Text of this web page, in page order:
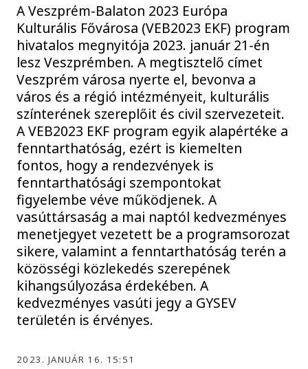
A Veszprém-Balaton 2023 Európa
Kulturális Fővárosa (VEB2023 EKF) program
hivatalos megnyitója 2023. január 21-én
lesz Veszprémben. A megtisztelő címet
Veszprém városa nyerte el, bevonva a
város és a régió intézményeit, kulturális
színterének szereplőit és civil szervezeteit.
A VEB2023 EKF program egyik alapértéke a
fenntarthatóság, ezért is kiemelten
fontos, hogy a rendezvények is
fenntarthatósági szempontokat
figyelembe véve működjenek. A
vasúttársaság a mai naptól kedvezményes
menetjegyet vezetett be a programsorozat
sikere, valamint a fenntarthatóság terén a
közösségi közlekedés szerepének
kihangsúlyozása érdekében. A
kedvezményes vasúti jegy a GYSEV
területén is érvényes.​
2023. JANUÁR 16. 15:51